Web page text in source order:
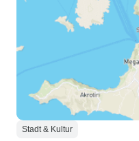
Stadt & Kultur